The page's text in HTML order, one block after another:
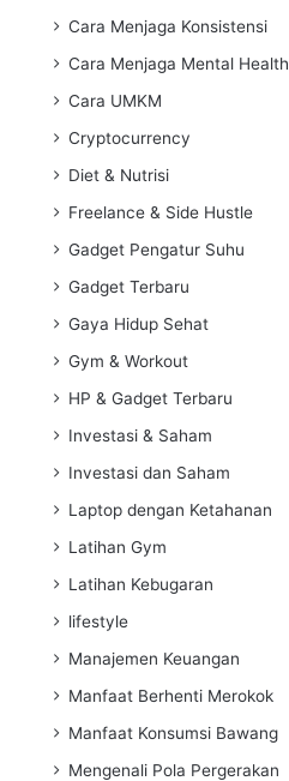
Cara Menjaga Konsistensi
Cara Menjaga Mental Health
Cara UMKM
Cryptocurrency
Diet & Nutrisi
Freelance & Side Hustle
Gadget Pengatur Suhu
Gadget Terbaru
Gaya Hidup Sehat
Gym & Workout
HP & Gadget Terbaru
Investasi & Saham
Investasi dan Saham
Laptop dengan Ketahanan
Latihan Gym
Latihan Kebugaran
lifestyle
Manajemen Keuangan
Manfaat Berhenti Merokok
Manfaat Konsumsi Bawang
Mengenali Pola Pergerakan